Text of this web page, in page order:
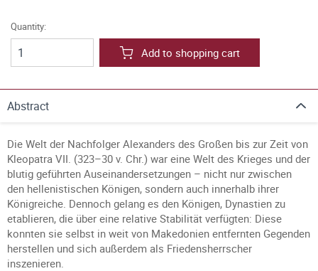
Quantity:
Add to shopping cart
Abstract
Die Welt der Nachfolger Alexanders des Großen bis zur Zeit von
Kleopatra VII. (323–30 v. Chr.) war eine Welt des Krieges und der
blutig geführten Auseinandersetzungen – nicht nur zwischen
den hellenistischen Königen, sondern auch innerhalb ihrer
Königreiche. Dennoch gelang es den Königen, Dynastien zu
etablieren, die über eine relative Stabilität verfügten: Diese
konnten sie selbst in weit von Makedonien entfernten Gegenden
herstellen und sich außerdem als Friedensherrscher
inszenieren.